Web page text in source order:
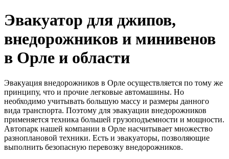
Эвакуатор для джипов,
внедорожников и минивенов
в Орле и области
Эвакуация внедорожников в Орле осуществляется по тому же
принципу, что и прочие легковые автомашины. Но
необходимо учитывать большую массу и размеры данного
вида транспорта. Поэтому для эвакуации внедорожников
применяется техника большей грузоподъемности и мощности.
Автопарк нашей компании в Орле насчитывает множество
разноплановой техники. Есть и эвакуаторы, позволяющие
выполнить безопасную перевозку внедорожников.